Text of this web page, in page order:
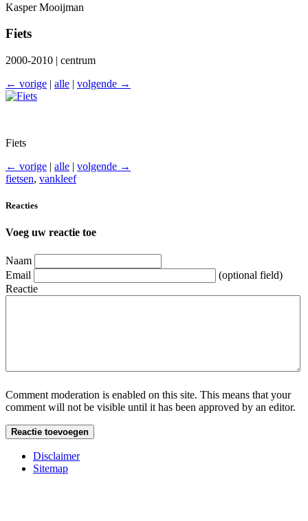
Kasper Mooijman
Fiets
2000-2010 | centrum
← vorige | alle | volgende →
Fiets
← vorige | alle | volgende →
fietsen, vankleef
Reacties
Voeg uw reactie toe
Naam
Email
(optional field)
Reactie
Comment moderation is enabled on this site. This means that your
comment will not be visible until it has been approved by an editor.
Disclaimer
Sitemap